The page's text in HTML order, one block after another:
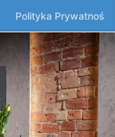
Polityka Prywatności